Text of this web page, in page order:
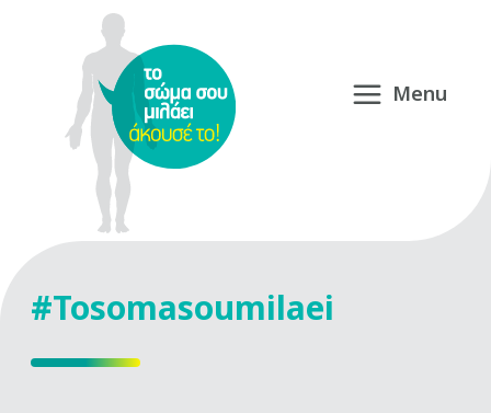
#Tosomasoumilaei